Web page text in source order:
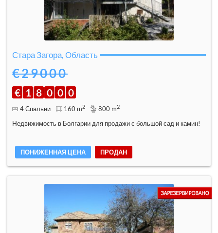
Стара Загора, Область
€29000
€ 1 8 0 0 0
4 Спальни 160 m2 800 m2
Hедвижимость в Болгарии для продажи с большой сад и камин!
ПОНИЖЕННАЯ ЦЕНА ПРОДАН